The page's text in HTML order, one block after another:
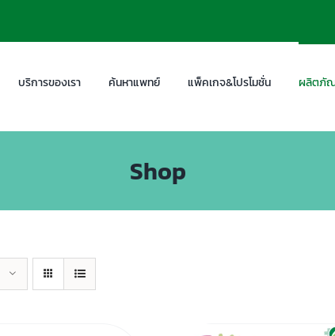
บริการของเรา ค้นหาแพทย์ แพ็คเกจ&โปรโมชั่น ผลิตภัณ
Shop